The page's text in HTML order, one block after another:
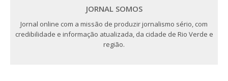
JORNAL SOMOS
Jornal online com a missão de produzir jornalismo sério, com
credibilidade e informação atualizada, da cidade de Rio Verde e
região.